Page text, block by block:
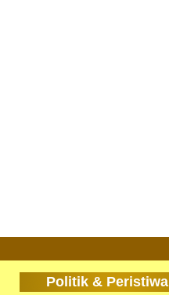
Politik & Peristiwa